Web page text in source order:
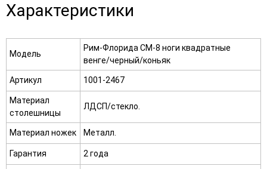
Характеристики
Модель
Рим-Флорида СМ-8 ноги квадратные
венге/черный/коньяк
Артикул 1001-2467
Материал
столешницы
ЛДСП/стекло.
Материал ножек Металл.
Гарантия 2 года